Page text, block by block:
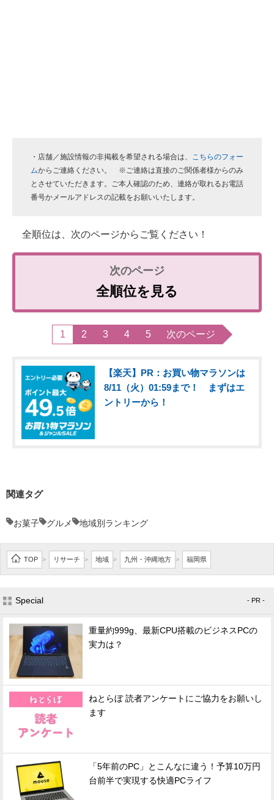
・店舗／施設情報の非掲載を希望される場合は、 こちらのフォー
ムからご連絡ください。 ※ご連絡は直接のご関係者様からのみ
とさせていただきます。ご本人確認のため、連絡が取れるお電話
番号かメールアドレスの記載をお願いいたします。
全順位は、次のページからご覧ください！
全順位を見る
1 2 3 4 5 次のページ
【楽天】PR：お買い物マラソンは
8/11（火）01:59まで！ まずはエ
ントリーから！
関連タグ
お菓子 グルメ 地域別ランキング
TOP > リサーチ > 地域 > 九州・沖縄地方 > 福岡県
Special - PR -
重量約999g、最新CPU搭載のビジネスPCの
実力は？
ねとらぼ 読者アンケートにご協力をお願いし
ます
「5年前のPC」とこんなに違う！予算10万円
台前半で実現する快適PCライフ